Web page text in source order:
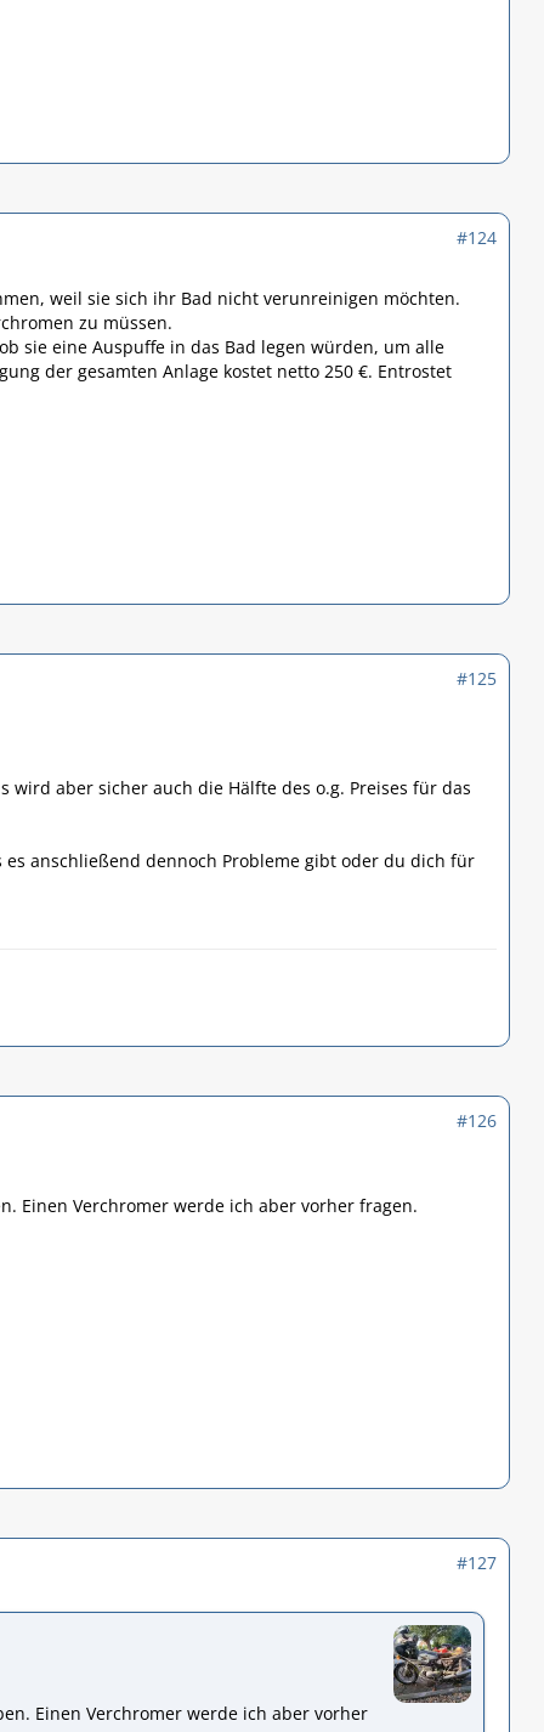
#124
weil sie sich ihr Bad nicht verunreinigen möchten.
zu müssen.
sie eine Auspuffe in das Bad legen würden, um alle
der gesamten Anlage kostet netto 250 €. Entrostet
#125
aber sicher auch die Hälfte des o.g. Preises für das
anschließend dennoch Probleme gibt oder du dich für
#126
Einen Verchromer werde ich aber vorher fragen.
#127
Einen Verchromer werde ich aber vorher